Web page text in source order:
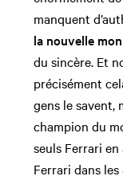
manquent
la nouvelle
du sincère. Et
précisément
gens le savent,
champion du
seuls Ferrari
Ferrari dans